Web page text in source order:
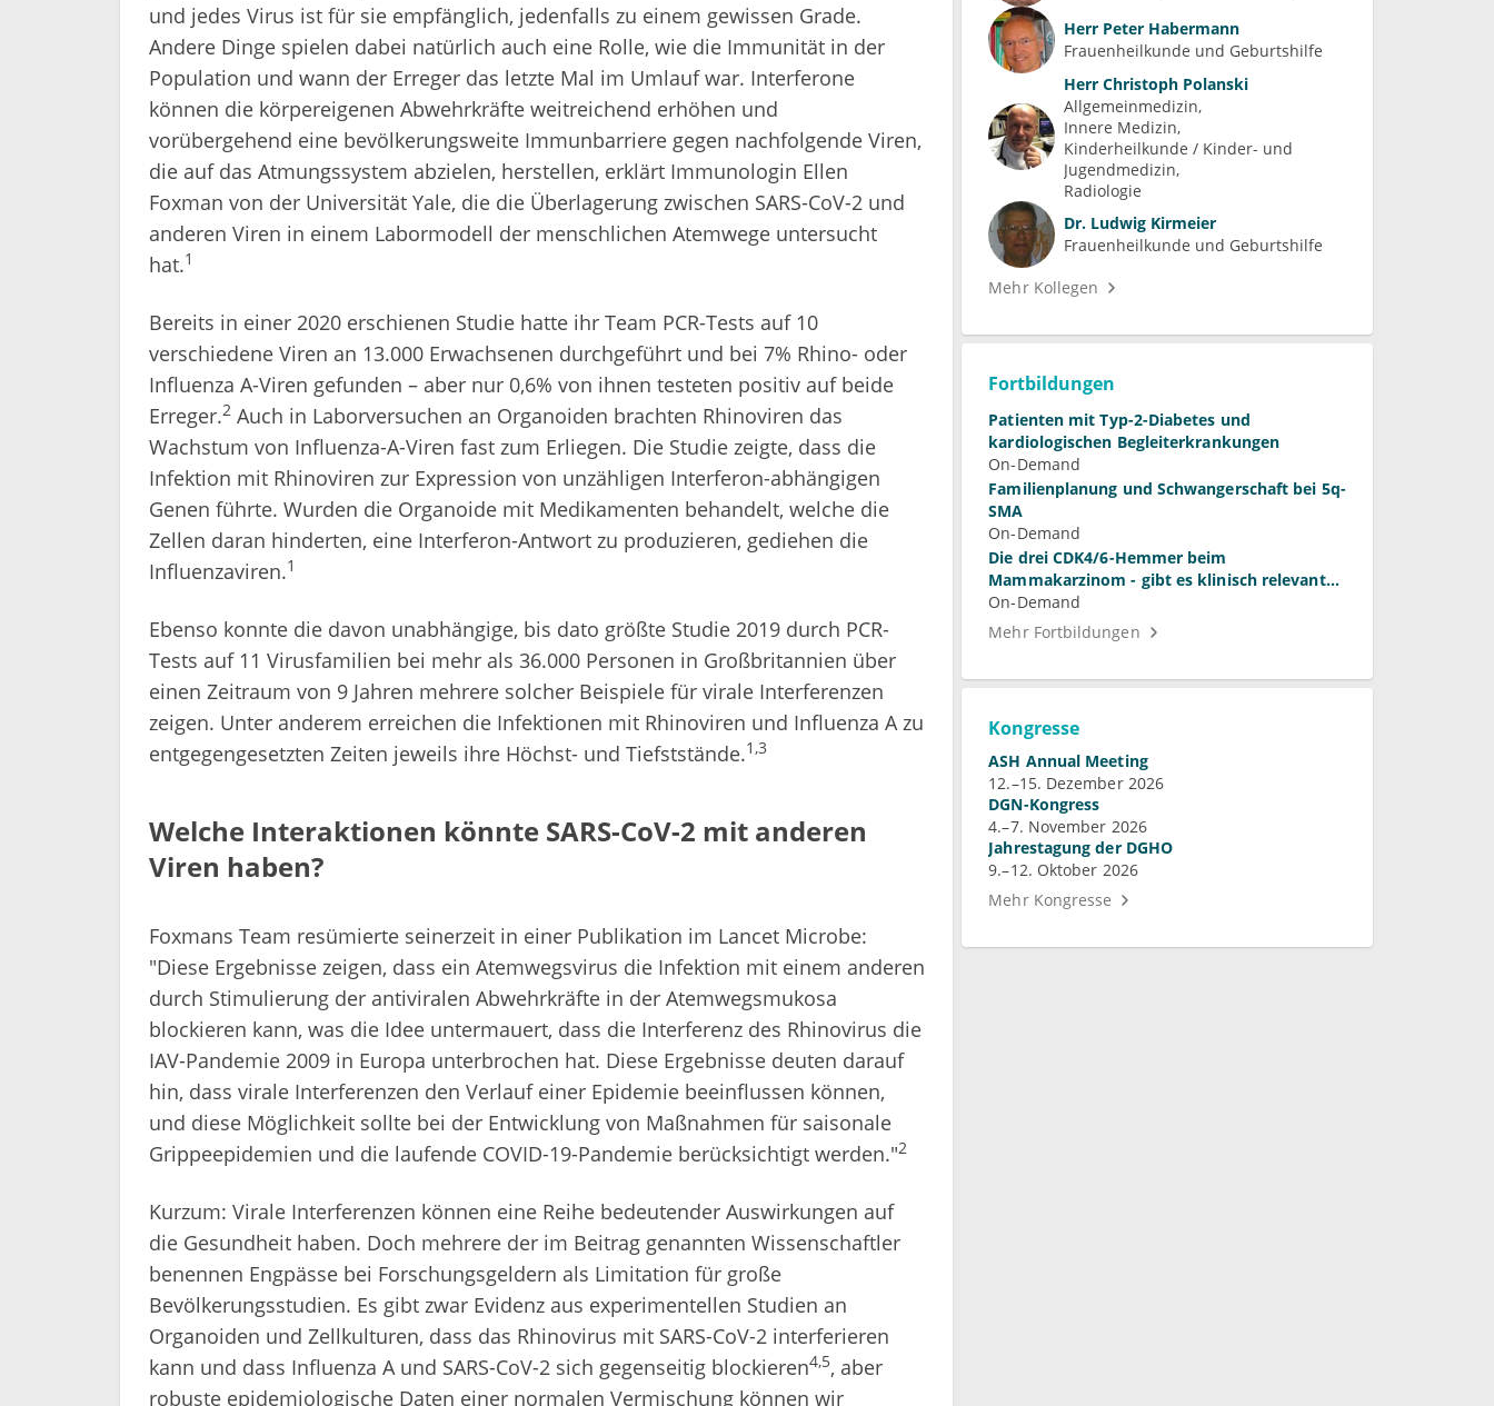
und jedes Virus ist für sie empfänglich, jedenfalls zu einem gewissen Grade.
Andere Dinge spielen dabei natürlich auch eine Rolle, wie die Immunität in der
Population und wann der Erreger das letzte Mal im Umlauf war. Interferone
können die körpereigenen Abwehrkräfte weitreichend erhöhen und
vorübergehend eine bevölkerungsweite Immunbarriere gegen nachfolgende Viren,
die auf das Atmungssystem abzielen, herstellen, erklärt Immunologin Ellen
Foxman von der Universität Yale, die die Überlagerung zwischen SARS-CoV-2 und
anderen Viren in einem Labormodell der menschlichen Atemwege untersucht
hat.1
Bereits in einer 2020 erschienen Studie hatte ihr Team PCR-Tests auf 10
verschiedene Viren an 13.000 Erwachsenen durchgeführt und bei 7% Rhino- oder
Influenza A-Viren gefunden – aber nur 0,6% von ihnen testeten positiv auf beide
Erreger.2Auch in Laborversuchen an Organoiden brachten Rhinoviren das
Wachstum von Influenza-A-Viren fast zum Erliegen. Die Studie zeigte, dass die
Infektion mit Rhinoviren zur Expression von unzähligen Interferon-abhängigen
Genen führte. Wurden die Organoide mit Medikamenten behandelt, welche die
Zellen daran hinderten, eine Interferon-Antwort zu produzieren, gediehen die
Influenzaviren.1
Ebenso konnte die davon unabhängige, bis dato größte Studie 2019 durch PCR-
Tests auf 11 Virusfamilien bei mehr als 36.000 Personen in Großbritannien über
einen Zeitraum von 9 Jahren mehrere solcher Beispiele für virale Interferenzen
zeigen. Unter anderem erreichen die Infektionen mit Rhinoviren und Influenza A zu
entgegengesetzten Zeiten jeweils ihre Höchst- und Tiefststände.1,3
Welche Interaktionen könnte SARS-CoV-2 mit anderen
Viren haben?
Foxmans Team resümierte seinerzeit in einer Publikation im Lancet Microbe:
"Diese Ergebnisse zeigen, dass ein Atemwegsvirus die Infektion mit einem anderen
durch Stimulierung der antiviralen Abwehrkräfte in der Atemwegsmukosa
blockieren kann, was die Idee untermauert, dass die Interferenz des Rhinovirus die
IAV-Pandemie 2009 in Europa unterbrochen hat. Diese Ergebnisse deuten darauf
hin, dass virale Interferenzen den Verlauf einer Epidemie beeinflussen können,
und diese Möglichkeit sollte bei der Entwicklung von Maßnahmen für saisonale
Grippeepidemien und die laufende COVID-19-Pandemie berücksichtigt werden."2
Kurzum: Virale Interferenzen können eine Reihe bedeutender Auswirkungen auf
die Gesundheit haben. Doch mehrere der im Beitrag genannten Wissenschaftler
benennen Engpässe bei Forschungsgeldern als Limitation für große
Bevölkerungsstudien. Es gibt zwar Evidenz aus experimentellen Studien an
Organoiden und Zellkulturen, dass das Rhinovirus mit SARS-CoV-2 interferieren
kann und dass Influenza A und SARS-CoV-2 sich gegenseitig blockieren4,5, aber
robuste epidemiologische Daten einer normalen Vermischung können wir
Herr Peter Habermann
Frauenheilkunde und Geburtshilfe
Herr Christoph Polanski
Allgemeinmedizin
Innere Medizin
Kinderheilkunde / Kinder- und
Jugendmedizin
Radiologie
Dr. Ludwig Kirmeier
Frauenheilkunde und Geburtshilfe
Mehr Kollegen
Fortbildungen
Patienten mit Typ-2-Diabetes und
kardiologischen Begleiterkrankungen
On-Demand
Familienplanung und Schwangerschaft bei 5q-
SMA
On-Demand
Die drei CDK4/6-Hemmer beim
Mammakarzinom - gibt es klinisch relevante
Unterschiede?
On-Demand
Mehr Fortbildungen
Kongresse
ASH Annual Meeting
12.–15. Dezember 2026
DGN-Kongress
4.–7. November 2026
Jahrestagung der DGHO
9.–12. Oktober 2026
Mehr Kongresse